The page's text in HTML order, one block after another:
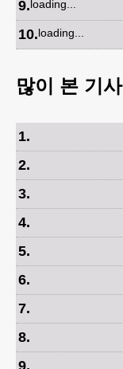
9.loading...
10.loading...
많이 본 기사
1.
2.
3.
4.
5.
6.
7.
8.
9.